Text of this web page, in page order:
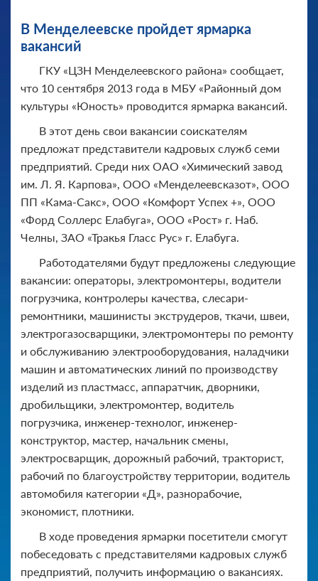
В Менделеевске пройдет ярмарка
вакансий
ГКУ «ЦЗН Менделеевского района» сообщает,
что 10 сентября 2013 года в МБУ «Районный дом
культуры «Юность» проводится ярмарка вакансий.
В этот день свои вакансии соискателям
предложат представители кадровых служб семи
предприятий. Среди них ОАО «Химический завод
им. Л. Я. Карпова», ООО «Менделеевсказот», ООО
ПП «Кама-Сакс», ООО «Комфорт Успех +», ООО
«Форд Соллерс Елабуга», ООО «Рост» г. Наб.
Челны, ЗАО «Тракья Гласс Рус» г. Елабуга.
Работодателями будут предложены следующие
вакансии: операторы, электромонтеры, водители
погрузчика, контролеры качества, слесари-
ремонтники, машинисты экструдеров, ткачи, швеи,
электрогазосварщики, электромонтеры по ремонту
и обслуживанию электрооборудования, наладчики
машин и автоматических линий по производству
изделий из пластмасс, аппаратчик, дворники,
дробильщики, электромонтер, водитель
погрузчика, инженер-технолог, инженер-
конструктор, мастер, начальник смены,
электросварщик, дорожный рабочий, тракторист,
рабочий по благоустройству территории, водитель
автомобиля категории «Д», разнорабочие,
экономист, плотники.
В ходе проведения ярмарки посетители смогут
побеседовать с представителями кадровых служб
предприятий, получить информацию о вакансиях.